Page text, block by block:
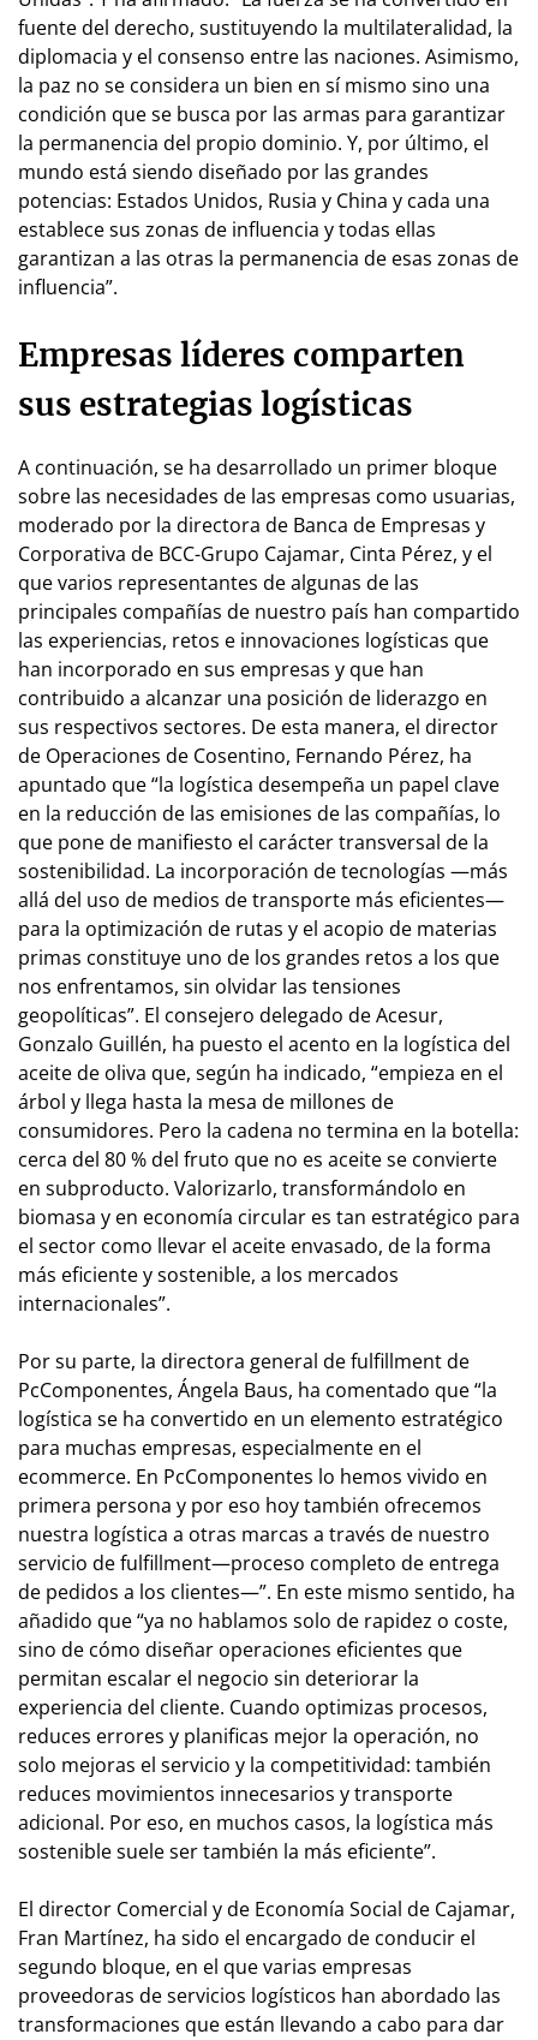
fuente del derecho, sustituyendo la multilateralidad, la
diplomacia y el consenso entre las naciones. Asimismo,
la paz no se considera un bien en sí mismo sino una
condición que se busca por las armas para garantizar
la permanencia del propio dominio. Y, por último, el
mundo está siendo diseñado por las grandes
potencias: Estados Unidos, Rusia y China y cada una
establece sus zonas de influencia y todas ellas
garantizan a las otras la permanencia de esas zonas de
influencia”.
Empresas líderes comparten
sus estrategias logísticas
A continuación, se ha desarrollado un primer bloque
sobre las necesidades de las empresas como usuarias,
moderado por la directora de Banca de Empresas y
Corporativa de BCC-Grupo Cajamar, Cinta Pérez, y el
que varios representantes de algunas de las
principales compañías de nuestro país han compartido
las experiencias, retos e innovaciones logísticas que
han incorporado en sus empresas y que han
contribuido a alcanzar una posición de liderazgo en
sus respectivos sectores. De esta manera, el director
de Operaciones de Cosentino, Fernando Pérez, ha
apuntado que “la logística desempeña un papel clave
en la reducción de las emisiones de las compañías, lo
que pone de manifiesto el carácter transversal de la
sostenibilidad. La incorporación de tecnologías —más
allá del uso de medios de transporte más eficientes—
para la optimización de rutas y el acopio de materias
primas constituye uno de los grandes retos a los que
nos enfrentamos, sin olvidar las tensiones
geopolíticas”. El consejero delegado de Acesur,
Gonzalo Guillén, ha puesto el acento en la logística del
aceite de oliva que, según ha indicado, “empieza en el
árbol y llega hasta la mesa de millones de
consumidores. Pero la cadena no termina en la botella:
cerca del 80 % del fruto que no es aceite se convierte
en subproducto. Valorizarlo, transformándolo en
biomasa y en economía circular es tan estratégico para
el sector como llevar el aceite envasado, de la forma
más eficiente y sostenible, a los mercados
internacionales”.
Por su parte, la directora general de fulfillment de
PcComponentes, Ángela Baus, ha comentado que “la
logística se ha convertido en un elemento estratégico
para muchas empresas, especialmente en el
ecommerce. En PcComponentes lo hemos vivido en
primera persona y por eso hoy también ofrecemos
nuestra logística a otras marcas a través de nuestro
servicio de fulfillment—proceso completo de entrega
de pedidos a los clientes—”. En este mismo sentido, ha
añadido que “ya no hablamos solo de rapidez o coste,
sino de cómo diseñar operaciones eficientes que
permitan escalar el negocio sin deteriorar la
experiencia del cliente. Cuando optimizas procesos,
reduces errores y planificas mejor la operación, no
solo mejoras el servicio y la competitividad: también
reduces movimientos innecesarios y transporte
adicional. Por eso, en muchos casos, la logística más
sostenible suele ser también la más eficiente”.
El director Comercial y de Economía Social de Cajamar,
Fran Martínez, ha sido el encargado de conducir el
segundo bloque, en el que varias empresas
proveedoras de servicios logísticos han abordado las
transformaciones que están llevando a cabo para dar